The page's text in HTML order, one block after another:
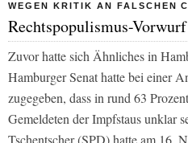
WEGEN KRITIK AN FALSCHEN
Rechtspopulismus-
Zuvor hatte sich Ähnliches in
Hamburger Senat hatte bei einer
zugegeben, dass in rund 63
Gemeldeten der Impfstaus unklar
Tschentscher (SPD) hatte am 16.